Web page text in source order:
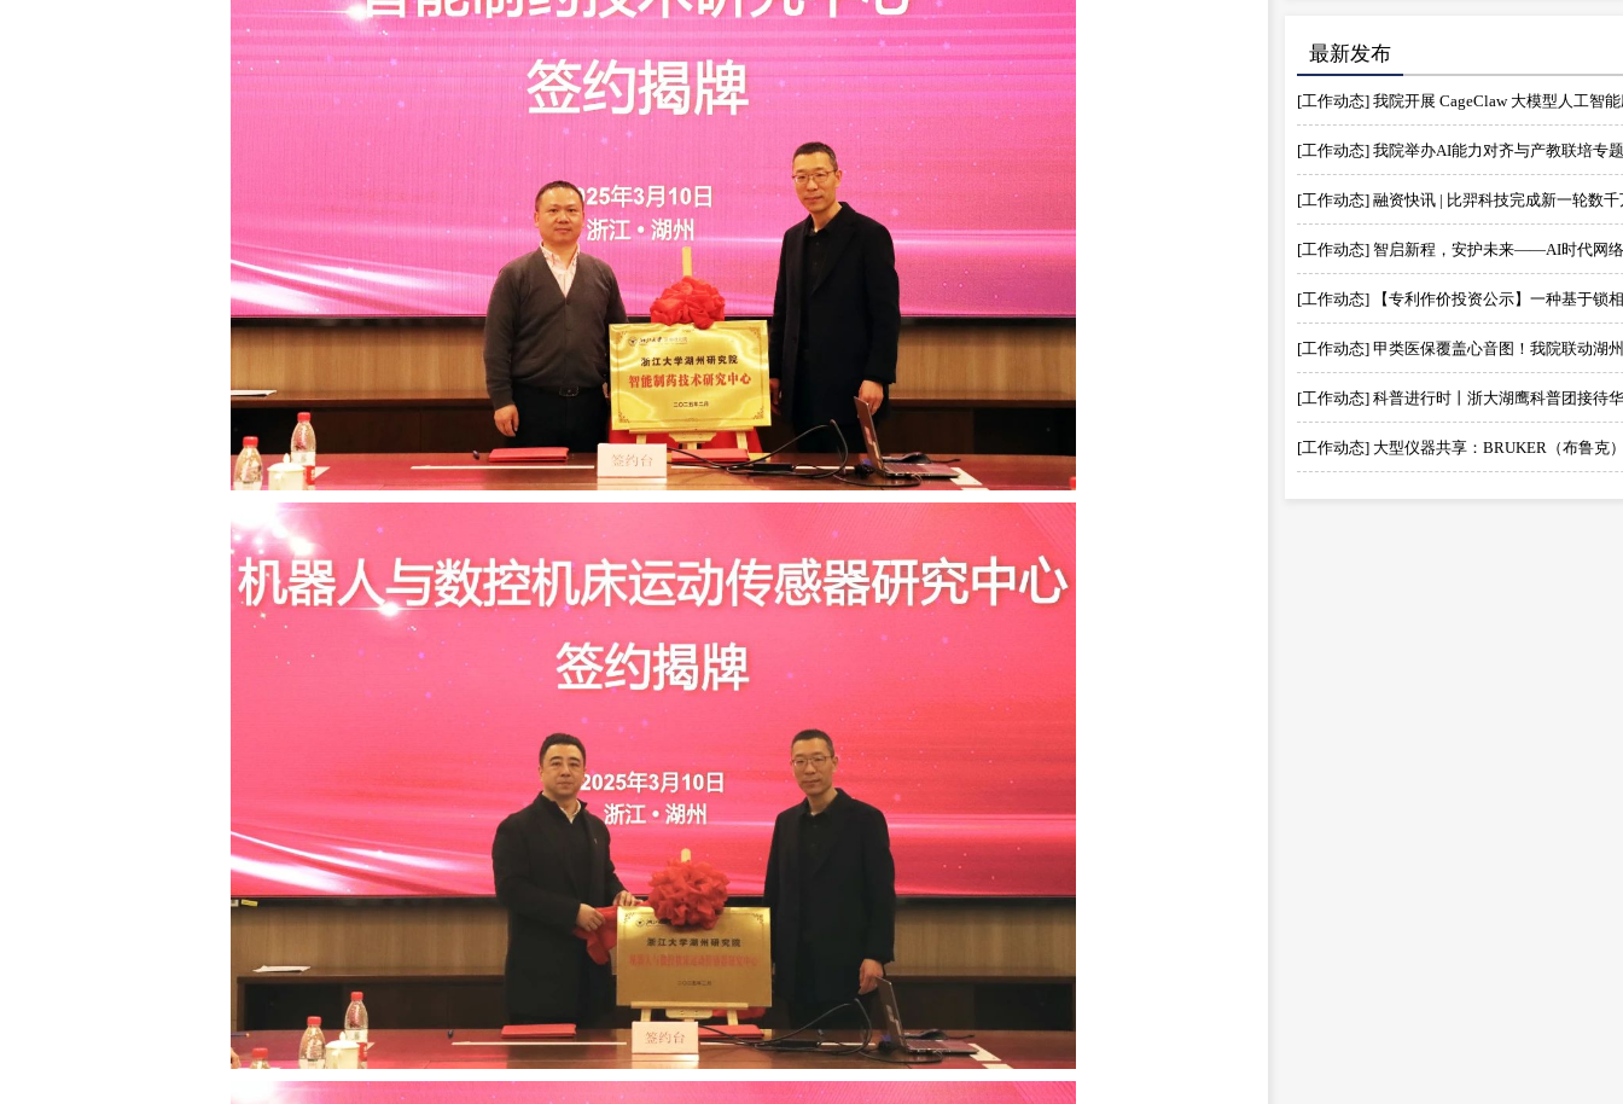
最新发布
[工作动态] 我院举办AI能力对齐与产教联培专